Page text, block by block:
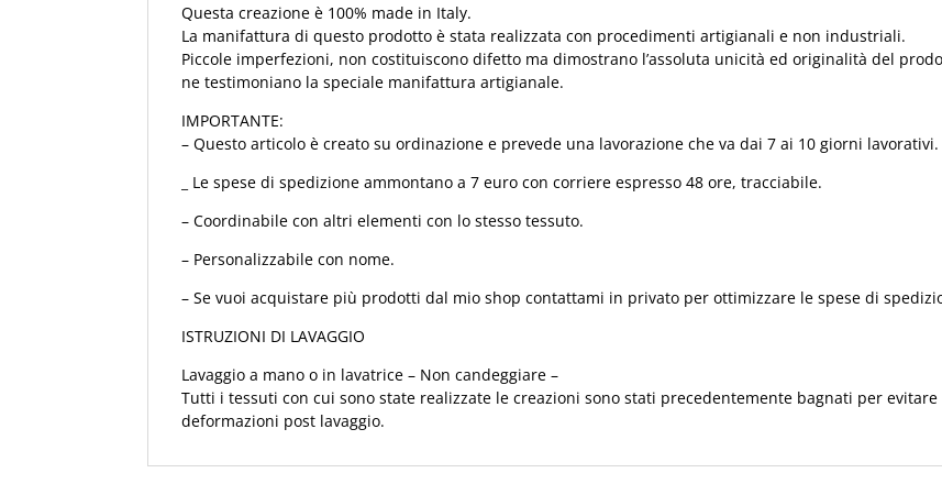
Questa creazione è 100% made in Italy.
La manifattura di questo prodotto è stata realizzata con procedimenti artigianali e non industriali.
Piccole imperfezioni, non costituiscono difetto ma dimostrano l’assoluta unicità ed originalità del
ne testimoniano la speciale manifattura artigianale.
IMPORTANTE:
– Questo articolo è creato su ordinazione e prevede una lavorazione che va dai 7 ai 10 giorni lavorativi.
_ Le spese di spedizione ammontano a 7 euro con corriere espresso 48 ore, tracciabile.
– Coordinabile con altri elementi con lo stesso tessuto.
– Personalizzabile con nome.
– Se vuoi acquistare più prodotti dal mio shop contattami in privato per ottimizzare le spese di
ISTRUZIONI DI LAVAGGIO
Lavaggio a mano o in lavatrice – Non candeggiare –
Tutti i tessuti con cui sono state realizzate le creazioni sono stati precedentemente bagnati per evitare
deformazioni post lavaggio.